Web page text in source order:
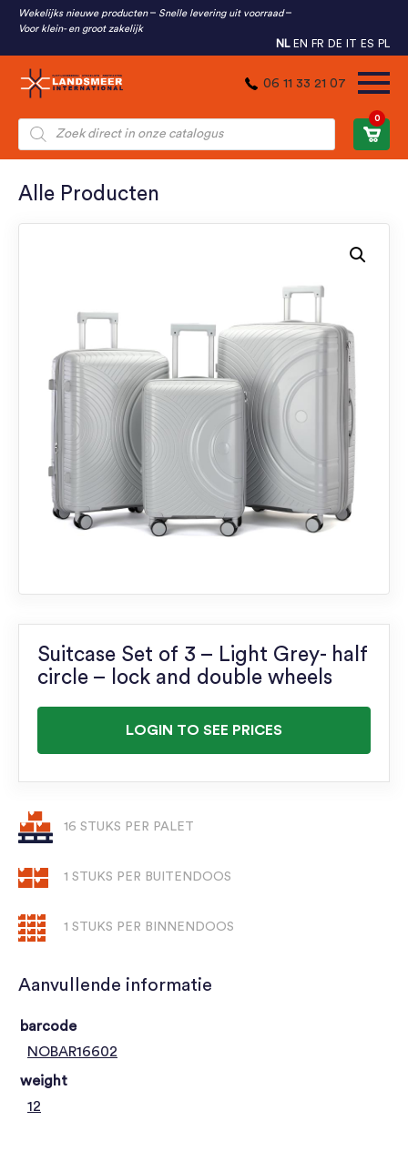
Wekelijks nieuwe producten
Snelle levering uit voorraad
Voor klein- en groot zakelijk
NL EN FR DE IT ES PL
06 11 33 21 07
Producten
zoeken
0
Alle Producten
Suitcase Set of 3 – Light Grey- half
circle – lock and double wheels
LOGIN TO SEE PRICES
16 STUKS PER PALET
1 STUKS PER BUITENDOOS
1 STUKS PER BINNENDOOS
Aanvullende informatie
barcode
NOBAR16602
weight
12